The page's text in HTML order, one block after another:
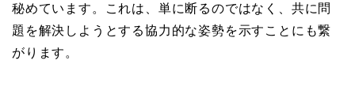
秘めています。これは、単に断るのではなく、共に問
題を解決しようとする協力的な姿勢を示すことにも繋
がります。